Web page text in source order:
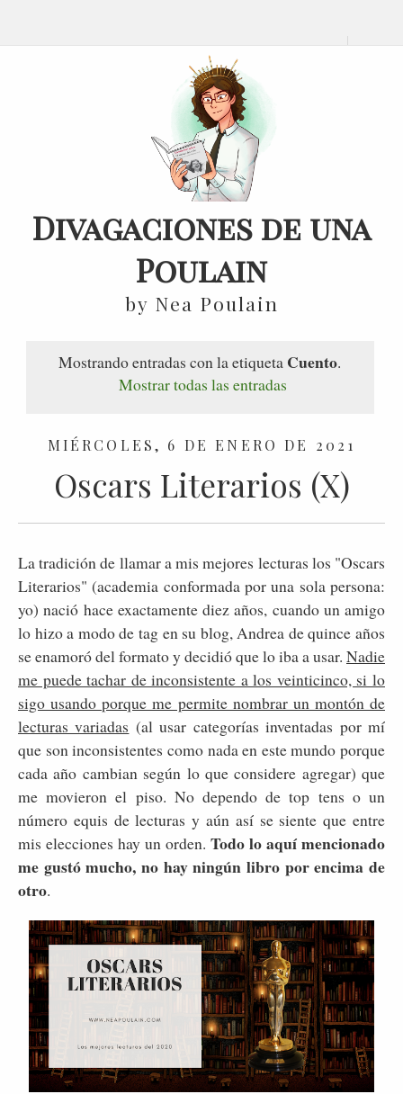
Divagaciones de una
Poulain
by Nea Poulain
Mostrando entradas con la etiqueta Cuento.
Mostrar todas las entradas
MIÉRCOLES, 6 DE ENERO DE 2021
Oscars Literarios (X)
La tradición de llamar a mis mejores lecturas los "Oscars
Literarios" (academia conformada por una sola persona:
yo) nació hace exactamente diez años, cuando un amigo
lo hizo a modo de tag en su blog, Andrea de quince años
se enamoró del formato y decidió que lo iba a usar. Nadie
me puede tachar de inconsistente a los veinticinco, si lo
sigo usando porque me permite nombrar un montón de
lecturas variadas (al usar categorías inventadas por mí
que son inconsistentes como nada en este mundo porque
cada año cambian según lo que considere agregar) que
me movieron el piso. No dependo de top tens o un
número equis de lecturas y aún así se siente que entre
mis elecciones hay un orden. Todo lo aquí mencionado
me gustó mucho, no hay ningún libro por encima de
otro.